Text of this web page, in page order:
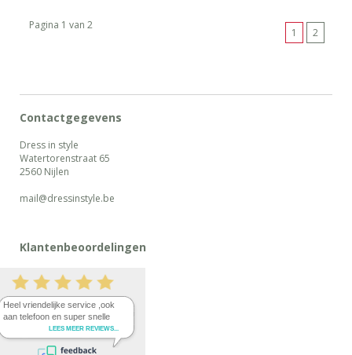
Pagina 1 van 2
1 2
Contactgegevens
Dress in style
Watertorenstraat 65
2560 Nijlen
mail@dressinstyle.be
Klantenbeoordelingen